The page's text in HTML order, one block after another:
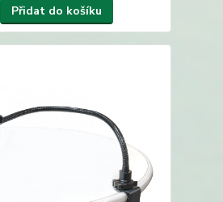
Přidat do košíku